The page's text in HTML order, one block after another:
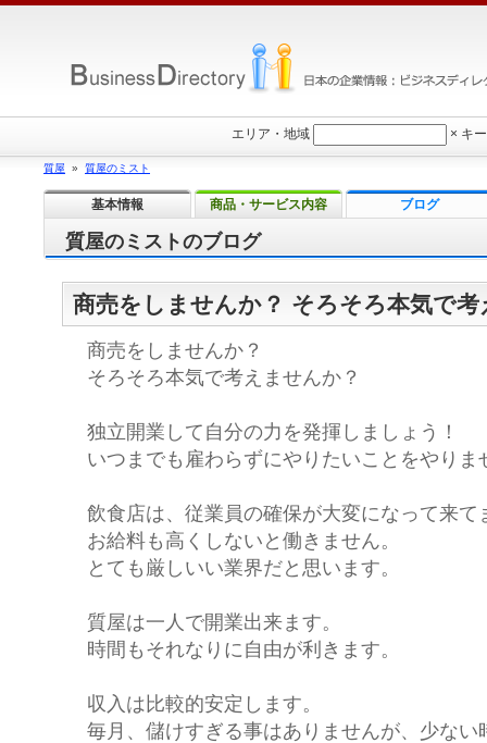
質屋のミストのブログ
商売をしませんか？ そろそろ本気で
商売をしませんか？
そろそろ本気で考えませんか？
独立開業して自分の力を発揮しましょう！
いつまでも雇わらずにやりたいことをやりま
飲食店は、従業員の確保が大変になって来て
お給料も高くしないと働きません。
とても厳しいい業界だと思います。
質屋は一人で開業出来ます。
時間もそれなりに自由が利きます。
収入は比較的安定します。
毎月、儲けすぎる事はありませんが、少ない
エリア・地域 × キ
質屋 » 質屋のミスト
基本情報 商品・サービス内容 ブログ